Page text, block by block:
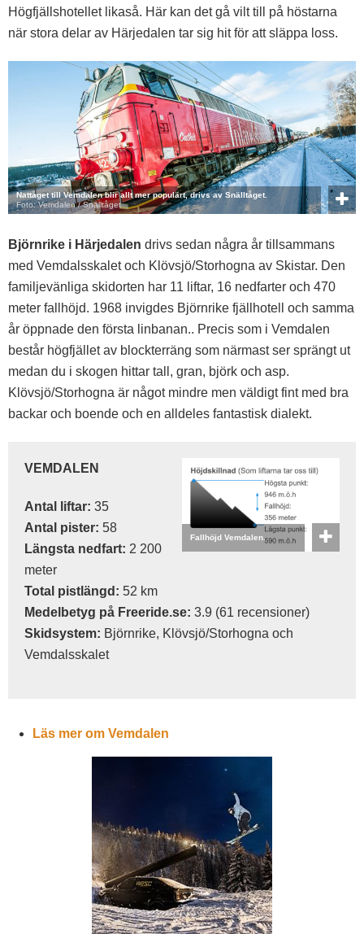
Högfjällshotellet likaså. Här kan det gå vilt till på höstarna
när stora delar av Härjedalen tar sig hit för att släppa loss.
Nattåget till Vemdalen blir allt mer populärt, drivs av Snälltåget.
Foto: Vemdalen / Snälltåget
Björnrike i Härjedalen drivs sedan några år tillsammans
med Vemdalsskalet och Klövsjö/Storhogna av Skistar. Den
familjevänliga skidorten har 11 liftar, 16 nedfarter och 470
meter fallhöjd. 1968 invigdes Björnrike fjällhotell och samma
år öppnade den första linbanan.. Precis som i Vemdalen
består högfjället av blockterräng som närmast ser sprängt ut
medan du i skogen hittar tall, gran, björk och asp.
Klövsjö/Storhogna är något mindre men väldigt fint med bra
backar och boende och en alldeles fantastisk dialekt.
Fallhöjd Vemdalen.
VEMDALEN
Antal liftar: 35
Antal pister: 58
Längsta nedfart: 2 200
meter
Total pistlängd: 52 km
Medelbetyg på Freeride.se: 3.9 (61 recensioner)
Skidsystem: Björnrike, Klövsjö/Storhogna och
Vemdalsskalet
Läs mer om Vemdalen